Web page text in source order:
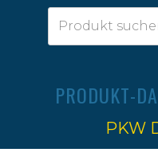
PRODUKT-
PKW